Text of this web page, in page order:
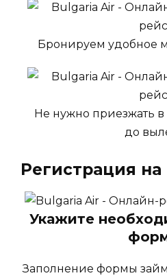
Бронируем удобное
Не нужно приезжать в
до
Регистрация
Укажите
Заполнение формы